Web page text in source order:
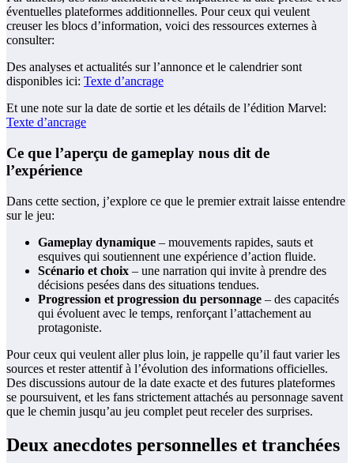
éventuelles plateformes additionnelles. Pour ceux qui veulent
creuser les blocs d’information, voici des ressources externes à
consulter:
Des analyses et actualités sur l’annonce et le calendrier sont
disponibles ici: Texte d’ancrage
Et une note sur la date de sortie et les détails de l’édition Marvel:
Texte d’ancrage
Ce que l’aperçu de gameplay nous dit de
l’expérience
Dans cette section, j’explore ce que le premier extrait laisse entendre
sur le jeu:
Gameplay dynamique – mouvements rapides, sauts et
esquives qui soutiennent une expérience d’action fluide.
Scénario et choix – une narration qui invite à prendre des
décisions pesées dans des situations tendues.
Progression et progression du personnage – des capacités
qui évoluent avec le temps, renforçant l’attachement au
protagoniste.
Pour ceux qui veulent aller plus loin, je rappelle qu’il faut varier les
sources et rester attentif à l’évolution des informations officielles.
Des discussions autour de la date exacte et des futures plateformes
se poursuivent, et les fans strictement attachés au personnage savent
que le chemin jusqu’au jeu complet peut receler des surprises.
Deux anecdotes personnelles et tranchées